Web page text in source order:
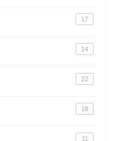
17
14
22
18
11